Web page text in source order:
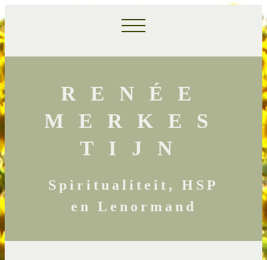
RENÉE
MERKES
TIJN
Spiritualiteit, HSP
en Lenormand